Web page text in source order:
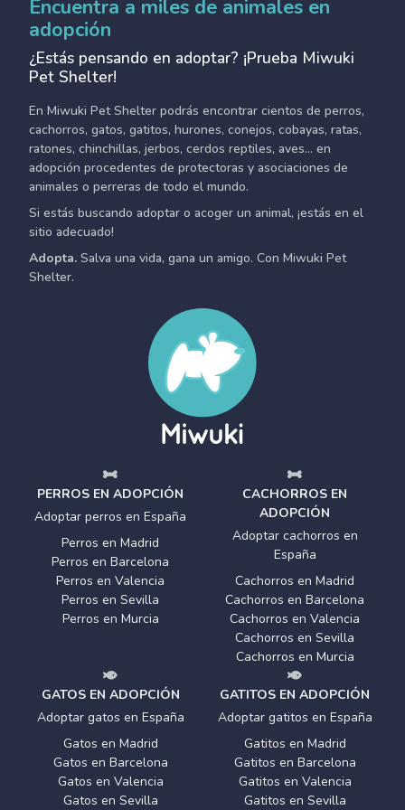
Encuentra a miles de animales en
adopción
¿Estás pensando en adoptar? ¡Prueba Miwuki
Pet Shelter!
En Miwuki Pet Shelter podrás encontrar cientos de perros,
cachorros, gatos, gatitos, hurones, conejos, cobayas, ratas,
ratones, chinchillas, jerbos, cerdos reptiles, aves... en
adopción procedentes de protectoras y asociaciones de
animales o perreras de todo el mundo.
Si estás buscando adoptar o acoger un animal, ¡estás en el
sitio adecuado!
Adopta. Salva una vida, gana un amigo. Con Miwuki Pet
Shelter.
PERROS EN ADOPCIÓN
Adoptar perros en España
Perros en Madrid
Perros en Barcelona
Perros en Valencia
Perros en Sevilla
Perros en Murcia
CACHORROS EN
ADOPCIÓN
Adoptar cachorros en
España
Cachorros en Madrid
Cachorros en Barcelona
Cachorros en Valencia
Cachorros en Sevilla
Cachorros en Murcia
GATOS EN ADOPCIÓN
Adoptar gatos en España
Gatos en Madrid
Gatos en Barcelona
Gatos en Valencia
Gatos en Sevilla
GATITOS EN ADOPCIÓN
Adoptar gatitos en España
Gatitos en Madrid
Gatitos en Barcelona
Gatitos en Valencia
Gatitos en Sevilla